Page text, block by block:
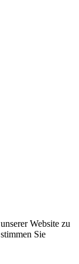
Website zu
Sie